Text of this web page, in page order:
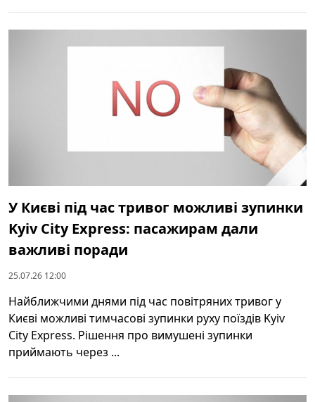
У Києві під час тривог можливі зупинки
Kyiv City Express: пасажирам дали
важливі поради
25.07.26 12:00
Найближчими днями під час повітряних тривог у
Києві можливі тимчасові зупинки руху поїздів Kyiv
City Express. Рішення про вимушені зупинки
приймають через ...